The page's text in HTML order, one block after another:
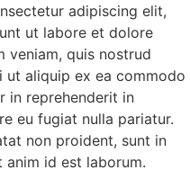
adipiscing elit,
ut labore et dolore
veniam, quis nostrud
aliquip ex ea commodo
in reprehenderit in
eu fugiat nulla pariatur.
non proident, sunt in
id est laborum.